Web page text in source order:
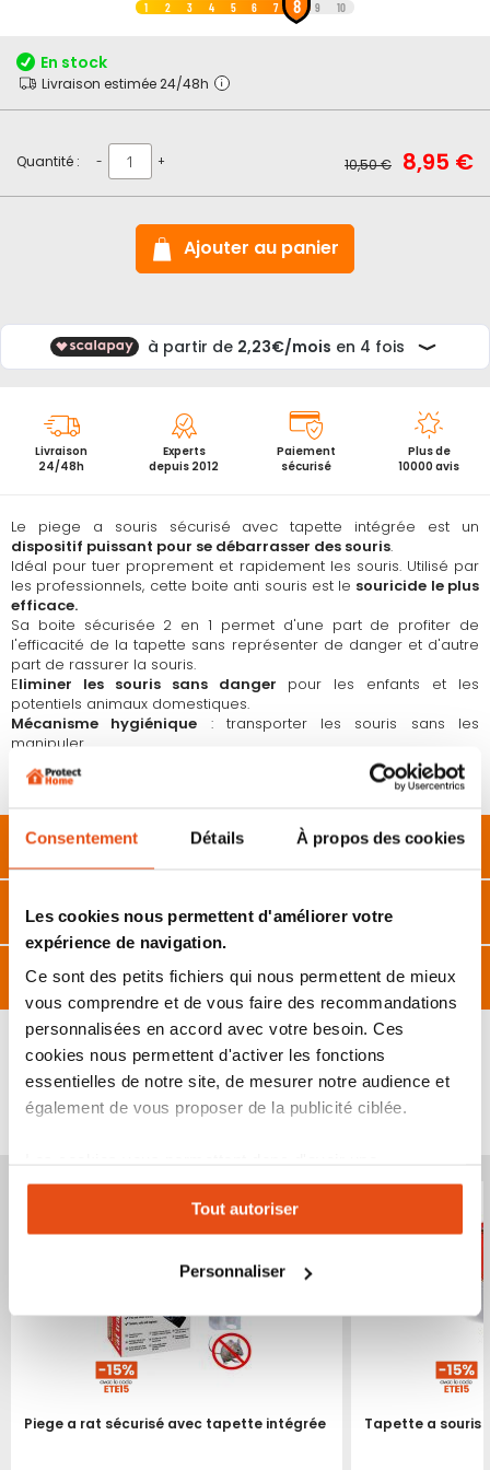
Consentement Détails À propos des cookies
Les cookies nous permettent d'améliorer votre
expérience de navigation.
Ce sont des petits fichiers qui nous permettent de mieux
vous comprendre et de vous faire des recommandations
personnalisées en accord avec votre besoin. Ces
cookies nous permettent d'activer les fonctions
essentielles de notre site, de mesurer notre audience et
également de vous proposer de la publicité ciblée.
expérience personnalisée sur notre site. Vous pouvez
changer votre choix à n'importe quel moment. Refuser
tous les cookies peut limiter certaines fonctionnalités.
Tout autoriser
Personnaliser
de
la
1 2 3 4 5 6 7 8 9 10
Le piege a souris sécurisé avec tapette intégrée est un
dispositif puissant pour se débarrasser des souris.
Idéal pour tuer proprement et rapidement les souris. Utilisé par
les professionnels, cette boite anti souris est le souricide le plus
efficace.
Sa boite sécurisée 2 en 1 permet d'une part de profiter de
l'efficacité de la tapette sans représenter de danger et d'autre
part de rassurer la souris.
Eliminer les souris sans danger pour les enfants et les
potentiels animaux domestiques.
Mécanisme hygiénique : transporter les souris sans les
manipuler.
réutilisable est très simple à régler et à
installer.
En stock
Livraison estimée 24/48h
Quantité : - +
Prix
Spécial
8,95 €
Prix
normal
10,50 €
Ajouter au panier
Livraison
24/48h
Experts
depuis 2012
Paiement
sécurisé
Plus de
10000 avis
Description
Caractéristiques
Avis
VOUS POURRIEZ ÉGALEMENT ÊTRE INTÉRESSÉ
PAR...
Piege a rat sécurisé avec tapette intégrée Tapette a souris